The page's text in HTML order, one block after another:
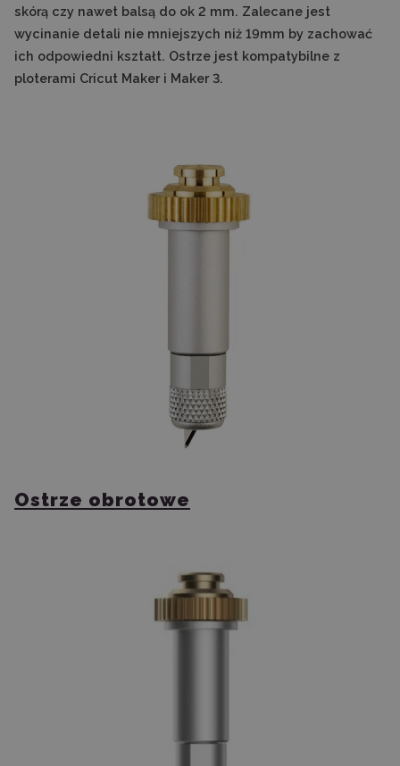
skórą czy nawet balsą do ok 2 mm. Zalecane jest
wycinanie detali nie mniejszych niż 19mm by zachować
ich odpowiedni kształt. Ostrze jest kompatybilne z
ploterami Cricut Maker i Maker 3.
Ostrze obrotowe